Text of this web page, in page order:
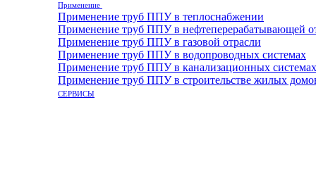
Применение
Применение труб ППУ в теплоснабжении
Применение труб ППУ в нефтеперерабатывающей
Применение труб ППУ в газовой отрасли
Применение труб ППУ в водопроводных системах
Применение труб ППУ в канализационных системах
Применение труб ППУ в строительстве жилых
СЕРВИСЫ